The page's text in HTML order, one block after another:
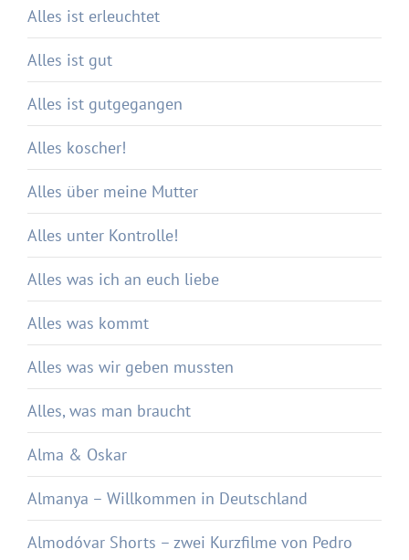
Alles ist erleuchtet
Alles ist gut
Alles ist gutgegangen
Alles koscher!
Alles über meine Mutter
Alles unter Kontrolle!
Alles was ich an euch liebe
Alles was kommt
Alles was wir geben mussten
Alles, was man braucht
Alma & Oskar
Almanya – Willkommen in Deutschland
Almodóvar Shorts – zwei Kurzfilme von Pedro